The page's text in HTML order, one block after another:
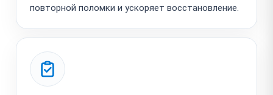
повторной поломки и ускоряет восстановление.